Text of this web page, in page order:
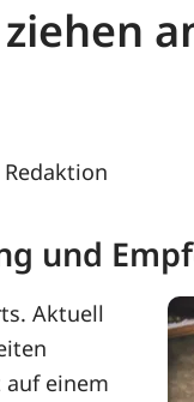
und
Aktuell
einem